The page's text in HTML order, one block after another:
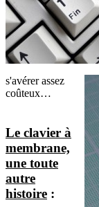
s'avérer assez
coûteux…
Le clavier à
membrane,
une toute
autre
histoire :